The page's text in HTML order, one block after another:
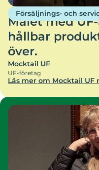
Försäljnings- och
Målet med
hållbar
över.
Mocktail UF
UF-företag
Läs mer om Mocktail UF